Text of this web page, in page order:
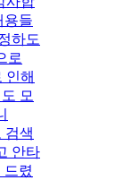
용들
하도
로
인해
모
검색
안타
드렸